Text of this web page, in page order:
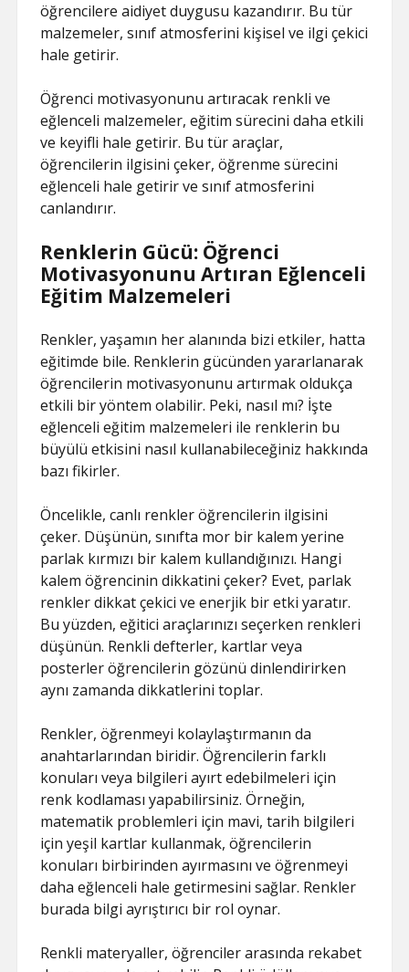
öğrencilere aidiyet duygusu kazandırır. Bu tür
malzemeler, sınıf atmosferini kişisel ve ilgi çekici
hale getirir.
Öğrenci motivasyonunu artıracak renkli ve
eğlenceli malzemeler, eğitim sürecini daha etkili
ve keyifli hale getirir. Bu tür araçlar,
öğrencilerin ilgisini çeker, öğrenme sürecini
eğlenceli hale getirir ve sınıf atmosferini
canlandırır.
Renklerin Gücü: Öğrenci
Motivasyonunu Artıran Eğlenceli
Eğitim Malzemeleri
Renkler, yaşamın her alanında bizi etkiler, hatta
eğitimde bile. Renklerin gücünden yararlanarak
öğrencilerin motivasyonunu artırmak oldukça
etkili bir yöntem olabilir. Peki, nasıl mı? İşte
eğlenceli eğitim malzemeleri ile renklerin bu
büyülü etkisini nasıl kullanabileceğiniz hakkında
bazı fikirler.
Öncelikle, canlı renkler öğrencilerin ilgisini
çeker. Düşünün, sınıfta mor bir kalem yerine
parlak kırmızı bir kalem kullandığınızı. Hangi
kalem öğrencinin dikkatini çeker? Evet, parlak
renkler dikkat çekici ve enerjik bir etki yaratır.
Bu yüzden, eğitici araçlarınızı seçerken renkleri
düşünün. Renkli defterler, kartlar veya
posterler öğrencilerin gözünü dinlendirirken
aynı zamanda dikkatlerini toplar.
Renkler, öğrenmeyi kolaylaştırmanın da
anahtarlarından biridir. Öğrencilerin farklı
konuları veya bilgileri ayırt edebilmeleri için
renk kodlaması yapabilirsiniz. Örneğin,
matematik problemleri için mavi, tarih bilgileri
için yeşil kartlar kullanmak, öğrencilerin
konuları birbirinden ayırmasını ve öğrenmeyi
daha eğlenceli hale getirmesini sağlar. Renkler
burada bilgi ayrıştırıcı bir rol oynar.
Renkli materyaller, öğrenciler arasında rekabet